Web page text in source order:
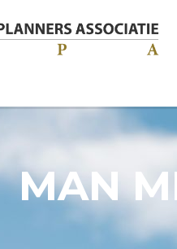
MAN